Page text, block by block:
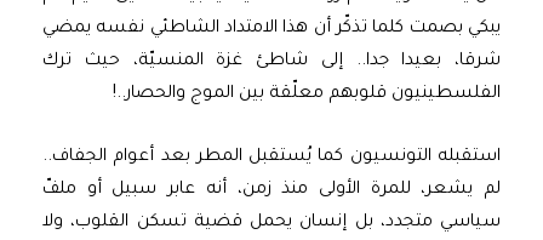
يبكي بصمت كلما تذكّر أن هذا الامتداد الشاطئي نفسه يمضي
شرقا، بعيدا جدا.. إلى شاطئ غزة المنسيّة، حيث ترك
الفلسطينيون قلوبهم معلّقة بين الموج والحصار..!
استقبله التونسيون كما يُستقبل المطر بعد أعوام الجفاف..
لم يشعر، للمرة الأولى منذ زمن، أنه عابر سبيل أو ملفّ
سياسي متجدد، بل إنسان يحمل قضية تسكن القلوب، ولا